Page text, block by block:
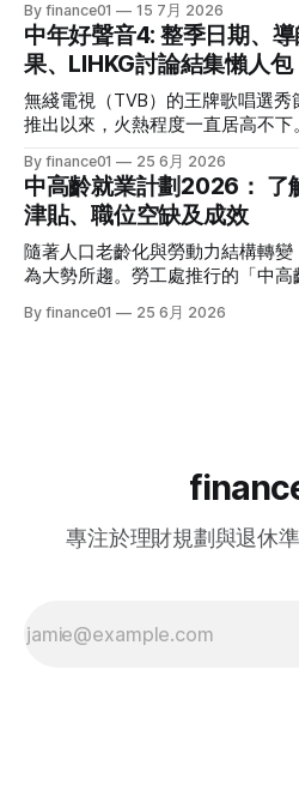
格價與部署，以下先將這 15 隻橫
收息產品進行系統性匯總： 範疇代號 / 名稱產品性質2026年
估算年化股息率 / 派息率派息頻率
動 (00941)通訊藍籌6.5% - 6.6%
強，兼具防守與增長。港股中國
5.8% - 6.0%半年配受益於地緣政
場目前有相當多穩健的防守型工具
香港最新主流低風險投資產品，橫
（LIHKG）「財經台」巴打們最真
價！ 2026年香港熱門低風險投資工具一覽 在香港，低風險投
資主要圍繞「保本」與「高流動性
受市場歡迎的 5 大產品比較： 投資工具2026年預估年回報率
資金鎖定期適合對象風險等級港元/
個月至1年不等追求絕對保本、懶
債券 (T-Bills)4.0% - 4.5%1個月至
追求
By finance01 15 7月 2026
中年好聲音4: 整季日期、
果、LIHKG討論結集懶人包
無綫電視（TVB）的王牌歌唱選
推出以來，火熱程度一直居高不下
了更新穎的賽制，舞台與音響規格
是臥虎藏龍，由退隱江湖的昔日歌
再次掀起全城「追星」與「懷舊」熱潮。 如果你錯
精彩集數，或者想一氣呵成重溫
音 4》全方位懶人包將為你系統
容、終極結果，並結集連登（
血淚評價！ 《中年好聲音 4》整季賽期與播放時間表 本季
By finance01 25 6月 2026
中高齡就業計劃2026： 了
津貼、職位空缺及成效
隨著人口老齡化與勞動力結構轉
為大勢所趨。勞工處推行的「中高
企業聘用年長勞動力。本文將為您
向聘用中高齡人士的僱主發放誘
By finance01 25 6月 2026
專注於理財規劃與退休